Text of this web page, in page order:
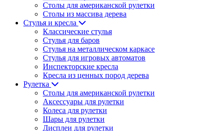
Столы для американской рулетки
Столы из массива дерева
Стулья и кресла
Классические стулья
Стулья для баров
Стулья на металлическом каркасе
Стулья для игровых автоматов
Инспекторские кресла
Кресла из ценных пород дерева
Рулетка
Столы для американской рулетки
Аксессуары для рулетки
Колеса для рулетки
Шары для рулетки
Дисплеи для рулетки